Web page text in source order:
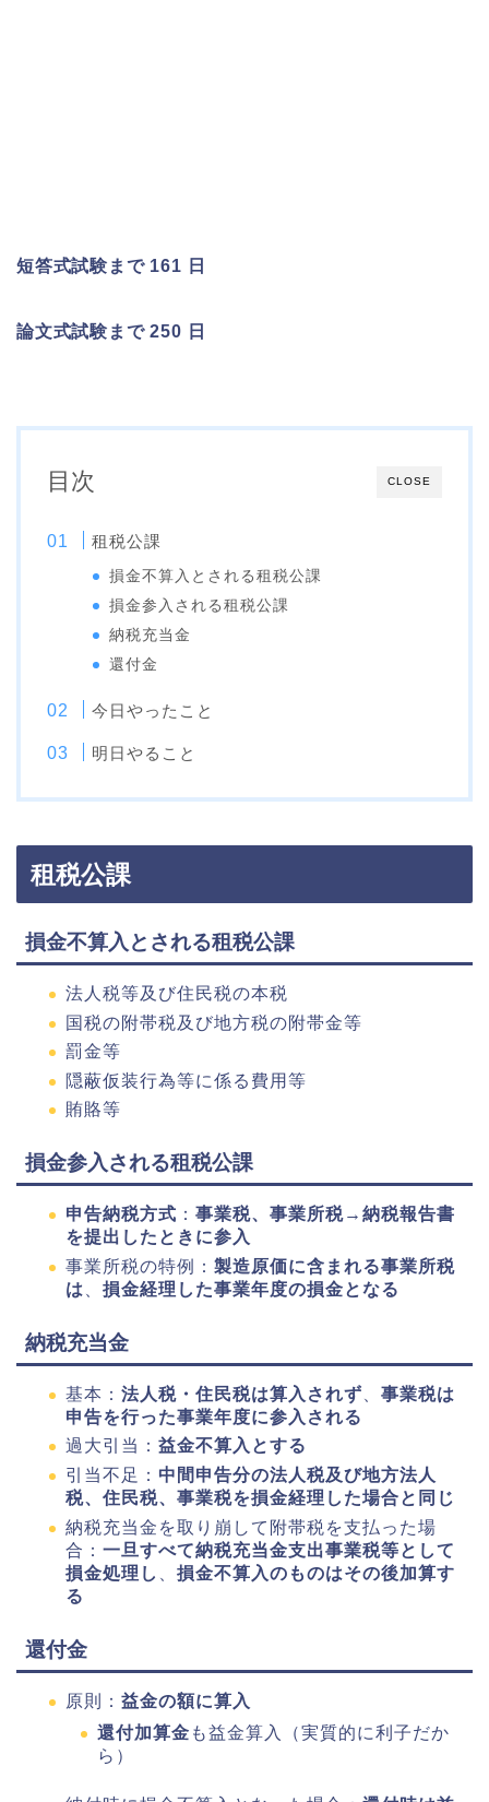
短答式試験まで 161 日
論文式試験まで 250 日
CLOSE
目次
租税公課
損金不算入とされる租税公課
損金参入される租税公課
納税充当金
還付金
今日やったこと
明日やること
租税公課
損金不算入とされる租税公課
法人税等及び住民税の本税
国税の附帯税及び地方税の附帯金等
罰金等
隠蔽仮装行為等に係る費用等
賄賂等
損金参入される租税公課
申告納税方式 ： 事業税、事業所税→納税報告書
を提出したときに参入
事業所税の特例： 製造原価に含まれる事業所税
は
損金経理した事業年度の損金となる
納税充当金
基本： 法人税・住民税は算入されず
事業税は
申告を行った事業年度に参入される
過大引当： 益金不算入とする
引当不足： 中間申告分の法人税及び地方法人
税、住民税、事業税を損金経理した場合と同じ
納税充当金を取り崩して附帯税を支払った場
合： 一旦すべて納税充当金支出事業税等として
損金処理し
損金不算入のものはその後加算す
る
還付金
原則： 益金の額に算入
還付加算金 も益金算入（実質的に利子だか
ら）